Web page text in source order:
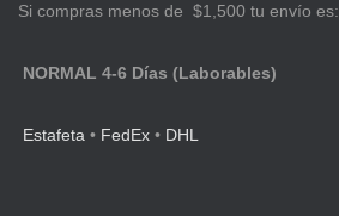
Si compras menos de $1,500 tu envío es:
NORMAL 4-6 Días (Laborables)
Estafeta • FedEx • DHL